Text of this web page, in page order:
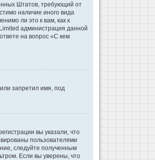
Штатов, требующий от
наличие иного вида
ли это к вам, как к
администрация данной
на вопрос «С кем
запретил имя, под
вы указали, что
пользователями
следуйте полученным
Если вы уверены, что